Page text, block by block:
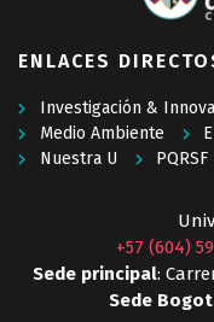
ENLACES
Investigación &
Medio Ambiente
Nuestra U
PQRSF
+57 (604)
Sede principal:
Sede